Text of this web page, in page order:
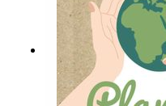
année tranquille en